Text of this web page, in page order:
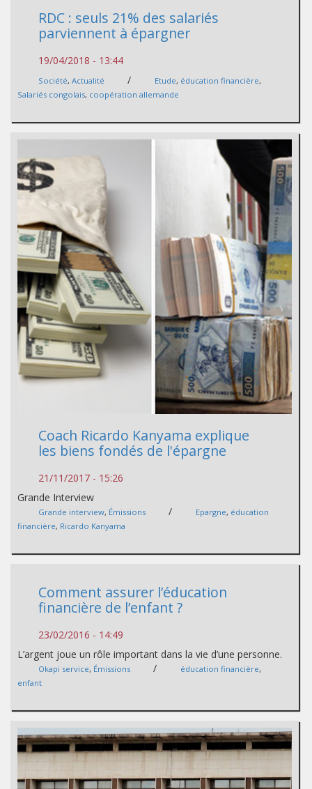
RDC : seuls 21% des salariés
parviennent à épargner
19/04/2018 - 13:44
Société, Actualité / Etude, éducation financière,
Salariés congolais, coopération allemande
Coach Ricardo Kanyama explique
les biens fondés de l'épargne
21/11/2017 - 15:26
Grande Interview
Grande interview, Émissions / Epargne, éducation
financière, Ricardo Kanyama
Comment assurer l’éducation
financière de l’enfant ?
23/02/2016 - 14:49
L’argent joue un rôle important dans la vie d’une personne.
Okapi service, Émissions / éducation financière,
enfant